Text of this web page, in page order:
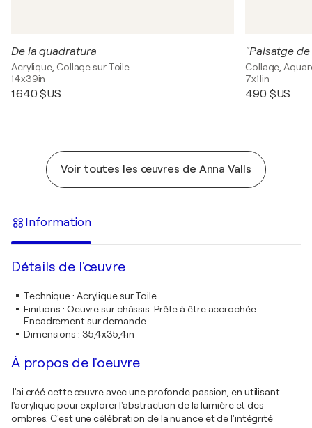
De la quadratura
Acrylique, Collage sur Toile
14x39in
1 640 $US
"Paisatge
Collage,
7x11in
490 $US
Voir toutes les œuvres de Anna Valls
Information
Détails de l'œuvre
Technique: Acrylique sur Toile
Finitions : Oeuvre sur châssis. Prête à être accrochée.
Encadrement sur demande.
Dimensions : 35,4x35,4in
À propos de l'oeuvre
J'ai créé cette œuvre avec une profonde passion, en utilisant
l'acrylique pour explorer l'abstraction de la lumière et des
ombres. C'est une célébration de la nuance et de l'intégrité